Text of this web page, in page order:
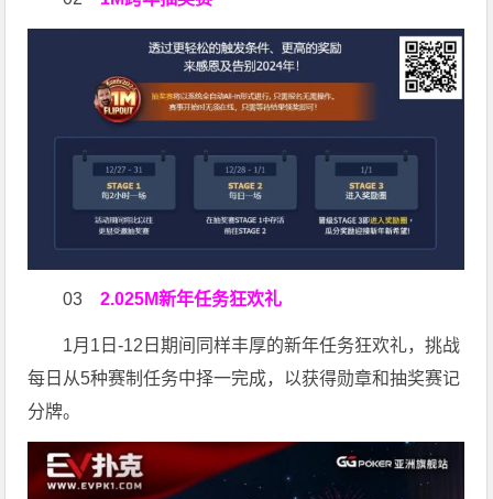
032.025M新年任务狂欢礼
1月1日-12日期间同样丰厚的新年任务狂欢礼，挑战
每日从5种赛制任务中择一完成，以获得勋章和抽奖赛记
分牌。